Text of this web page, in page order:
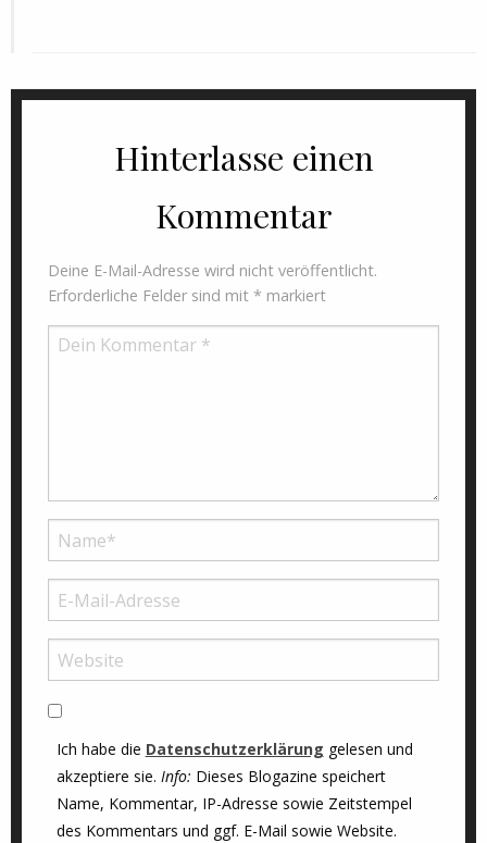
Hinterlasse einen
Kommentar
Deine E-Mail-Adresse wird nicht veröffentlicht.
Erforderliche Felder sind mit * markiert
Ich habe die Datenschutzerklärung gelesen und
akzeptiere sie. Info: Dieses Blogazine speichert
Name, Kommentar, IP-Adresse sowie Zeitstempel
des Kommentars und ggf. E-Mail sowie Website.